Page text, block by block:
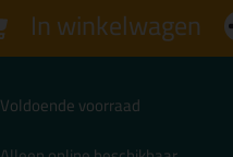
In winkelwagen
Voldoende voorraad